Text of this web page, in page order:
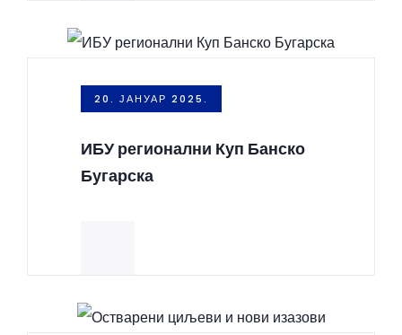
20. ЈАНУАР 2025.
ИБУ регионални Куп Банско
Бугарска